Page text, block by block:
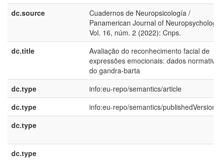
dc.source
Cuadernos de Neuropsicología /
Panamerican Journal of
Vol. 16, núm. 2 (2022): Cnps.
dc.title
Avaliação do reconhecimento facial de
expressões emocionais: dados
do gandra-barta
dc.type
info:eu-repo/semantics/article
dc.type
info:eu-repo/semantics/publishedVersion
dc.type
dc.type